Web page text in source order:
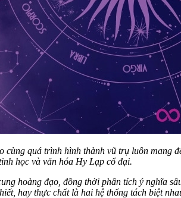
quá trình hình thành vũ trụ luôn mang
học và văn hóa Hy Lạp cổ đại.
hoàng đạo, đồng thời phân tích ý nghĩa
hay thực chất là hai hệ thống tách biệt